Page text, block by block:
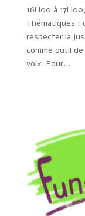
16H00 à
Thématiques :
respecter la
comme outil
voix. Pour...